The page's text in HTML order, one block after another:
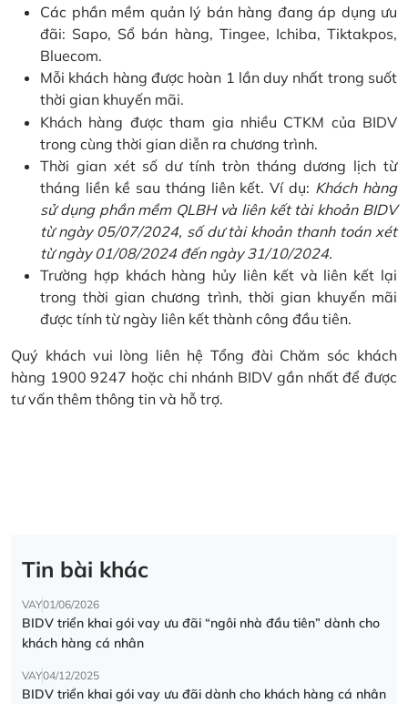
Các phần mềm quản lý bán hàng đang áp dụng ưu
đãi: Sapo, Sổ bán hàng, Tingee, Ichiba, Tiktakpos,
Bluecom.
Mỗi khách hàng được hoàn 1 lần duy nhất trong suốt
thời gian khuyến mãi.
Khách hàng được tham gia nhiều CTKM của BIDV
trong cùng thời gian diễn ra chương trình.
Thời gian xét số dư tính tròn tháng dương lịch từ
tháng liền kề sau tháng liên kết. Ví dụ: Khách hàng
sử dụng phần mềm QLBH và liên kết tài khoản BIDV
từ ngày 05/07/2024, số dư tài khoản thanh toán xét
từ ngày 01/08/2024 đến ngày 31/10/2024.
Trường hợp khách hàng hủy liên kết và liên kết lại
trong thời gian chương trình, thời gian khuyến mãi
được tính từ ngày liên kết thành công đầu tiên.
Quý khách vui lòng liên hệ Tổng đài Chăm sóc khách
hàng 1900 9247 hoặc chi nhánh BIDV gần nhất để được
tư vấn thêm thông tin và hỗ trợ.
Tin bài khác
VAY01/06/2026
BIDV triển khai gói vay ưu đãi “ngôi nhà đầu tiên” dành cho
khách hàng cá nhân
VAY04/12/2025
BIDV triển khai gói vay ưu đãi dành cho khách hàng cá nhân